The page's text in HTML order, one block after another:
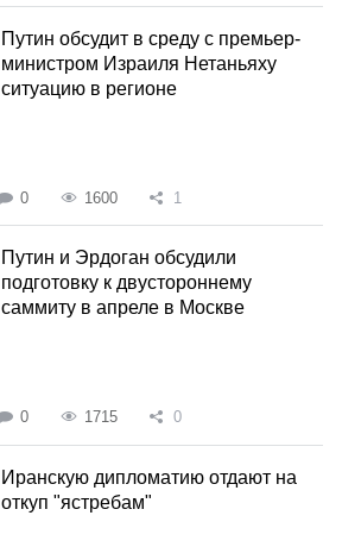
Путин обсудит в среду с премьер-
министром Израиля Нетаньяху
ситуацию в регионе
0 1600 1
Путин и Эрдоган обсудили
подготовку к двустороннему
саммиту в апреле в Москве
0 1715 0
Иранскую дипломатию отдают на
откуп "ястребам"